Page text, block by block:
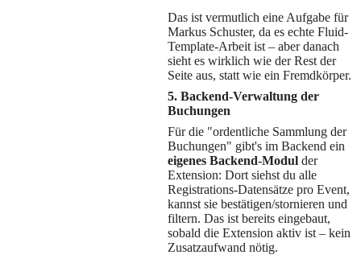
Das ist vermutlich eine Aufgabe für
Markus Schuster, da es echte Fluid-
Template-Arbeit ist – aber danach
sieht es wirklich wie der Rest der
Seite aus, statt wie ein Fremdkörper.
5. Backend-Verwaltung der
Buchungen
Für die "ordentliche Sammlung der
Buchungen" gibt's im Backend ein
eigenes Backend-Modul der
Extension: Dort siehst du alle
Registrations-Datensätze pro Event,
kannst sie bestätigen/stornieren und
filtern. Das ist bereits eingebaut,
sobald die Extension aktiv ist – kein
Zusatzaufwand nötig.